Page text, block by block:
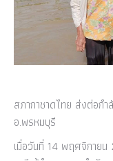
สภากาชาดไทย ส่งต่อก
อ.พรหมบุรี
เมื่อวันที่ 14 พฤศจิกายน